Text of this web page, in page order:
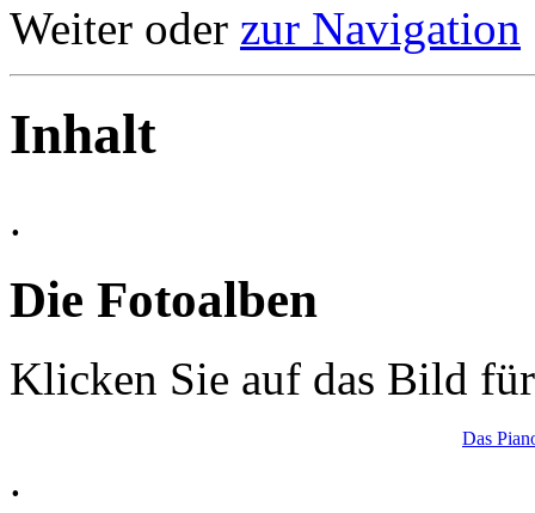
Weiter oder zur Navigation
Inhalt
.
Die Fotoalben
Klicken Sie auf das Bild
Das
.